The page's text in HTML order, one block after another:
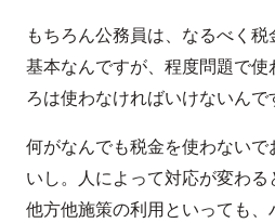
もちろん公務員は、なるべく
基本なんですが、程度問題で
ろは使わなければいけないんで
何がなんでも税金を使わない
いし。人によって対応が変わる
他方他施策の利用といっても